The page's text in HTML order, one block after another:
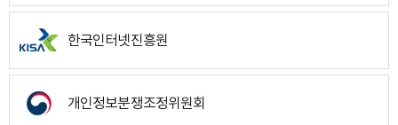
한국인터넷진흥원
개인정보분쟁조정위원회